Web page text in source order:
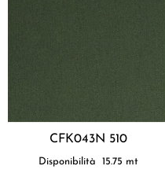
CFK043N 510
Disponibilità 15.75 mt